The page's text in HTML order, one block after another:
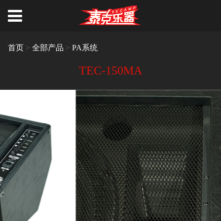
首页> 全部产品 > PA系统
TEC-150MA